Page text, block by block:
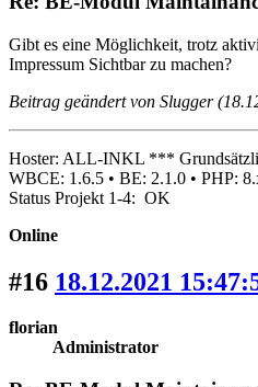
Gibt es eine Möglichkeit, trotz
Impressum Sichtbar zu machen?
Beitrag geändert von Slugger
Hoster: ALL-INKL ***
WBCE: 1.6.5 • BE: 2.1.0 • PHP:
Status Projekt 1-4: OK
Online
#16 18.12.2021
florian
Administrator